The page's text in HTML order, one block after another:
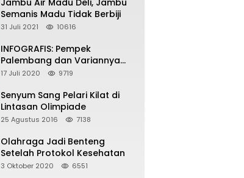
Jambu Air Madu Deli, Jambu
Semanis Madu Tidak Berbiji
31 Juli 2021 10616
INFOGRAFIS: Pempek
Palembang dan Variannya
yang Melegenda
17 Juli 2020 9719
Senyum Sang Pelari Kilat di
Lintasan Olimpiade
25 Agustus 2016 7138
Olahraga Jadi Benteng
Setelah Protokol Kesehatan
3 Oktober 2020 6551